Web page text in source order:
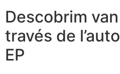
Descobrim
través de
EP